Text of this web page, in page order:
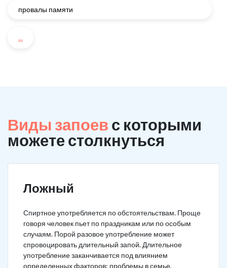
провалы памяти
...
Виды запоев с которыми
можете столкнуться
Ложный
Спиртное употребляется по обстоятельствам. Проще
говоря человек пьет по праздникам или по особым
случаям. Порой разовое употребление может
спровоцировать длительный запой. Длительное
употребление заканчивается под влиянием
определенных факторов: проблемы в семье,